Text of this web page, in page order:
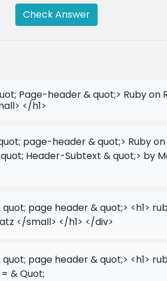
Check Answer
Page-header & quot;> Ruby on
</h1>
page-header & quot;> Ruby on
Header-Subtext & quot;> by
page header & quot;> <h1>
</small> </h1> </div>
page header & quot;> <h1>
& Quot;